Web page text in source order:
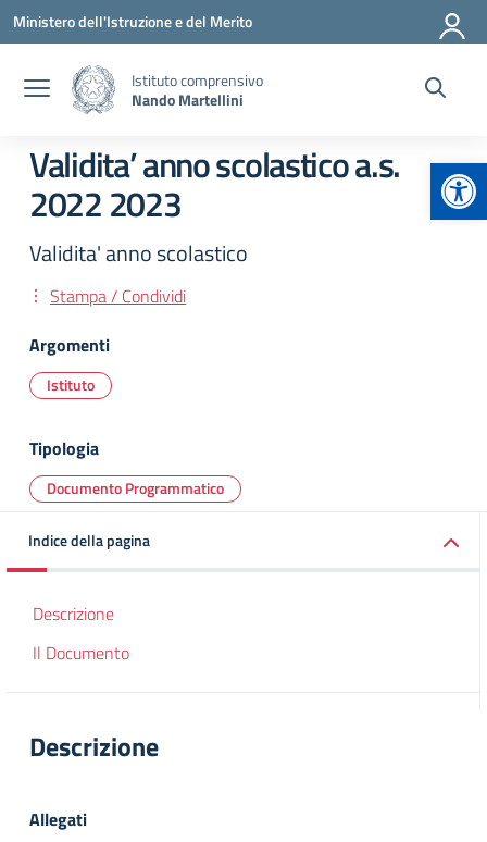
Vai ai contenuti
Vai al menu di navigazione
Vai al footer
Ministero dell'Istruzione e del Merito
Istituto comprensivo
Nando Martellini
Validita’ anno scolastico a.s.
2022 2023
Validita' anno scolastico
Stampa / Condividi
Argomenti
Istituto
Tipologia
Documento Programmatico
Indice della pagina
Descrizione
Il Documento
Descrizione
Allegati